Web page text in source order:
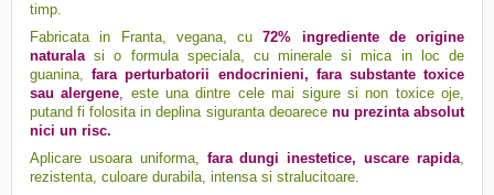
timp.
Fabricata in Franta, vegana, cu72% ingrediente de origine
naturalasi o formula speciala, cu minerale si mica in loc de
guanina, fara perturbatorii endocrinieni, fara substante toxice
sau alergene, este una dintre cele mai sigure si non toxice oje,
putand fi folosita in deplina siguranta deoarece nu prezinta absolut
nici un risc.
Aplicare usoara uniforma, fara dungi inestetice, uscare rapida,
rezistenta, culoare durabila, intensa si stralucitoare.